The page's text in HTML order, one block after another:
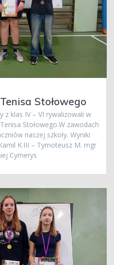
Stołowego
z klas IV – VI rywalizowali w
Stołowego.W zawodach
naszej szkoły. Wyniki
K.III – Tymoteusz M. mgr
Cymerys